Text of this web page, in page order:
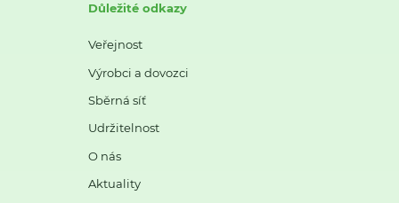
Důležité odkazy
Veřejnost
Výrobci a dovozci
Sběrná síť
Udržitelnost
O nás
Aktuality